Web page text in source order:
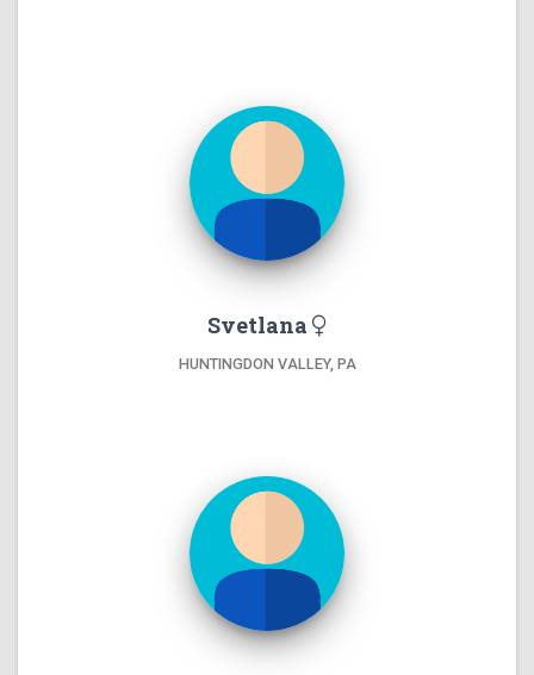
Svetlana
HUNTINGDON VALLEY, PA